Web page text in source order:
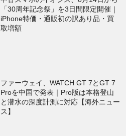
「30周年記念祭」を3日間限定開催｜
iPhone特価・通販初の訳あり品・買
取増額
ファーウェイ、WATCH GT 7とGT 7
Proを中国で発表｜Pro版は本格登山
と潜水の深度計測に対応【海外ニュー
ス】